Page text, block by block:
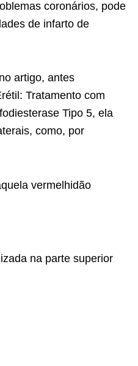
coronários, pode
de infarto de
artigo, antes
Tratamento com
Tipo 5, ela
como, por
vermelhidão
na parte superior